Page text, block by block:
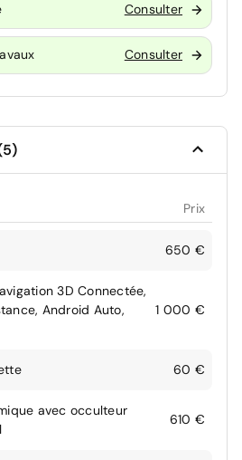
Consulter
Consulter
Prix
650 €
3D Connectée,
Android Auto,
1 000 €
60 €
avec occulteur
610 €